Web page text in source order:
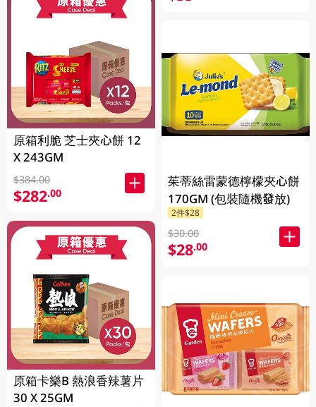
原箱利脆 芝士夾心餅 12
X 243GM
$384.00
$282.00
原箱卡樂B 熱浪香辣薯片
30 X 25GM
茱蒂絲雷蒙德檸檬夾心餅
170GM (包裝隨機發放)
2件$28
$30.00
$28.00